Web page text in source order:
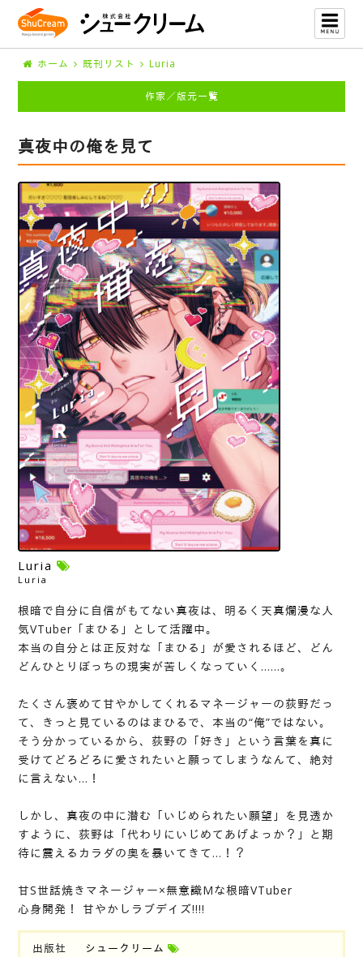
ホーム 既刊リスト Luria
作家／版元一覧
真夜中の俺を見て
Luria
Luria
根暗で自分に自信がもてない真夜は、明るく天真爛漫な人
気VTuber「まひる」として活躍中。
本当の自分とは正反対な「まひる」が愛されるほど、どん
どんひとりぼっちの現実が苦しくなっていく……。
たくさん褒めて甘やかしてくれるマネージャーの荻野だっ
て、きっと見ているのはまひるで、本当の“俺”ではない。
そう分かっているから、荻野の「好き」という言葉を真に
受けてどろどろに愛されたいと願ってしまうなんて、絶対
に言えない…！
しかし、真夜の中に潜む「いじめられたい願望」を見透か
すように、荻野は「代わりにいじめてあげよっか？」と期
待に震えるカラダの奥を暴いてきて…！？
甘S世話焼きマネージャー×無意識Mな根暗VTuber
心身開発！ 甘やかしラブデイズ!!!!
出版社
シュークリーム